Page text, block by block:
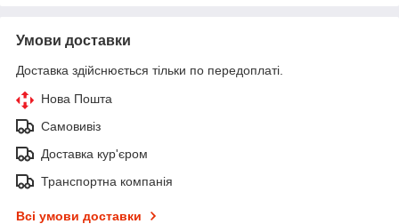
Умови доставки
Доставка здійснюється тільки по передоплаті.
Нова Пошта
Самовивіз
Доставка кур'єром
Транспортна компанія
Всі умови доставки